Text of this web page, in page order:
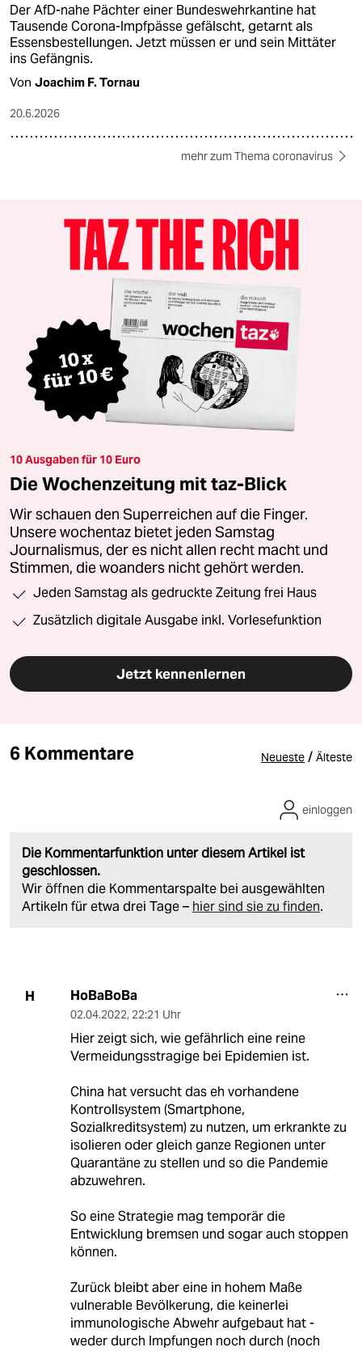
Der AfD-nahe Pächter einer Bundeswehrkantine hat
Tausende Corona-Impfpässe gefälscht, getarnt als
Essensbestellungen. Jetzt müssen er und sein Mittäter
ins Gefängnis.
Von Joachim F. Tornau
20.6.2026
mehr zum Thema coronavirus
10 Ausgaben für 10 Euro
Die Wochenzeitung mit taz-Blick
Wir schauen den Superreichen auf die Finger.
Unsere wochentaz bietet jeden Samstag
Journalismus, der es nicht allen recht macht und
Stimmen, die woanders nicht gehört werden.
Jeden Samstag als gedruckte Zeitung frei Haus
Zusätzlich digitale Ausgabe inkl. Vorlesefunktion
Jetzt kennenlernen
6 Kommentare Neueste / Älteste
Die Kommentarfunktion unter diesem Artikel ist
geschlossen.
Wir öffnen die Kommentarspalte bei ausgewählten
Artikeln für etwa drei Tage – hier sind sie zu finden.
einloggen
H HoBaBoBa
02.04.2022, 22:21 Uhr
Hier zeigt sich, wie gefährlich eine reine
Vermeidungsstragige bei Epidemien ist.
China hat versucht das eh vorhandene
Kontrollsystem (Smartphone,
Sozialkreditsystem) zu nutzen, um erkrankte zu
isolieren oder gleich ganze Regionen unter
Quarantäne zu stellen und so die Pandemie
abzuwehren.
So eine Strategie mag temporär die
Entwicklung bremsen und sogar auch stoppen
können.
Zurück bleibt aber eine in hohem Maße
vulnerable Bevölkerung, die keinerlei
immunologische Abwehr aufgebaut hat -
weder durch Impfungen noch durch (noch